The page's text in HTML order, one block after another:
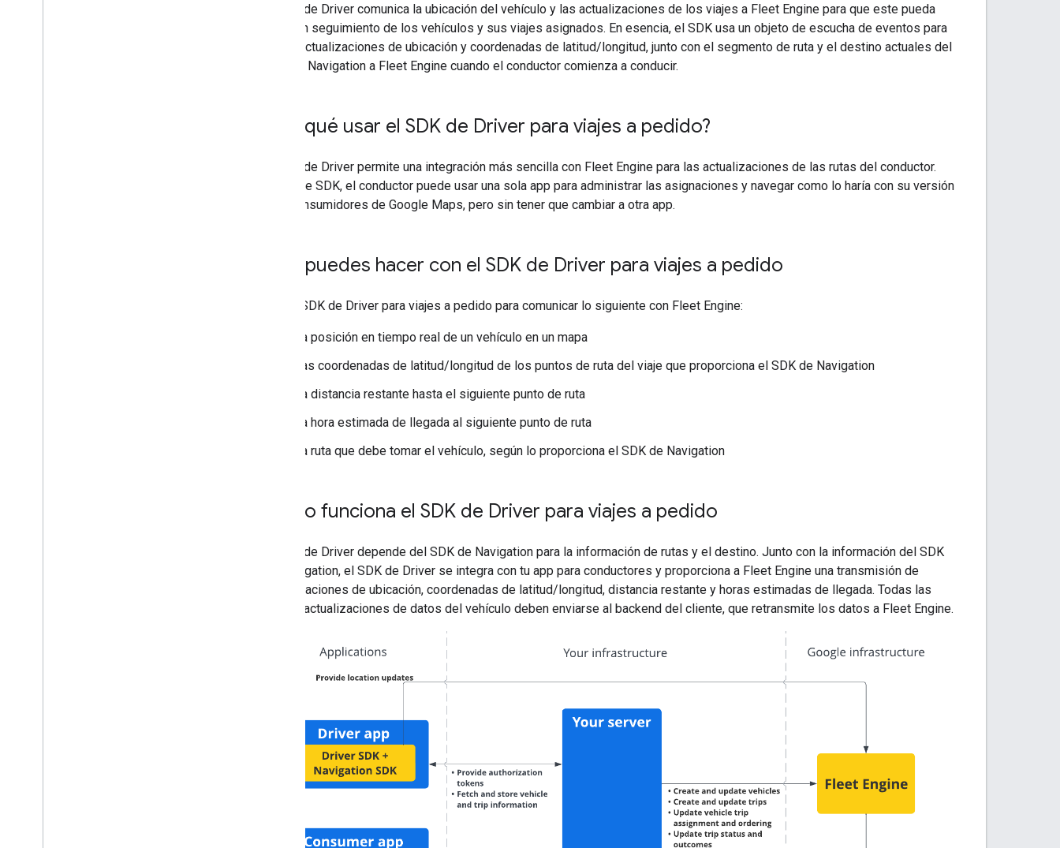
El SDK de Driver comunica la ubicación del vehículo y las actualizaciones de los viajes a Fleet Engine para que este pueda
hacer un seguimiento de los vehículos y sus viajes asignados. En esencia, el SDK usa un objeto de escucha de eventos para
enviar actualizaciones de ubicación y coordenadas de latitud/longitud, junto con el segmento de ruta y el destino actuales del
SDK de Navigation a Fleet Engine cuando el conductor comienza a conducir.
¿Por qué usar el SDK de Driver para viajes a pedido?
El SDK de Driver permite una integración más sencilla con Fleet Engine para las actualizaciones de las rutas del conductor.
Con este SDK, el conductor puede usar una sola app para administrar las asignaciones y navegar como lo haría con su versión
para consumidores de Google Maps, pero sin tener que cambiar a otra app.
Qué puedes hacer con el SDK de Driver para viajes a pedido
Usa el SDK de Driver para viajes a pedido para comunicar lo siguiente con Fleet Engine:
La posición en tiempo real de un vehículo en un mapa
Las coordenadas de latitud/longitud de los puntos de ruta del viaje que proporciona el SDK de Navigation
La distancia restante hasta el siguiente punto de ruta
La hora estimada de llegada al siguiente punto de ruta
La ruta que debe tomar el vehículo, según lo proporciona el SDK de Navigation
Cómo funciona el SDK de Driver para viajes a pedido
El SDK de Driver depende del SDK de Navigation para la información de rutas y el destino. Junto con la información del SDK
de Navigation, el SDK de Driver se integra con tu app para conductores y proporciona a Fleet Engine una transmisión de
actualizaciones de ubicación, coordenadas de latitud/longitud, distancia restante y horas estimadas de llegada. Todas las
demás actualizaciones de datos del vehículo deben enviarse al backend del cliente, que retransmite los datos a Fleet Engine.